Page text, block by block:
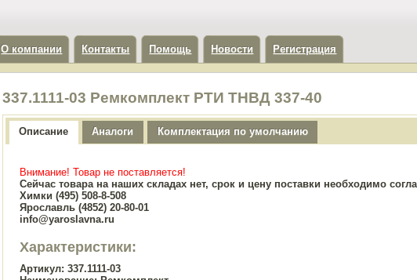
О компании Контакты Помощь Новости Регистрация
337.1111-03 Ремкомплект РТИ ТНВД 337-40
Описание Аналоги Комплектация по умолчанию
Внимание! Товар не поставляется!
Сейчас товара на наших складах нет, срок и цену поставки необходимо
Химки (495) 508-8-508
Ярославль (4852) 20-80-01
info@yaroslavna.ru
Характеристики:
Артикул: 337.1111-03